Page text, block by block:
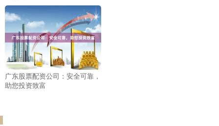
广东股票配资公司：安全可靠，
助您投资致富